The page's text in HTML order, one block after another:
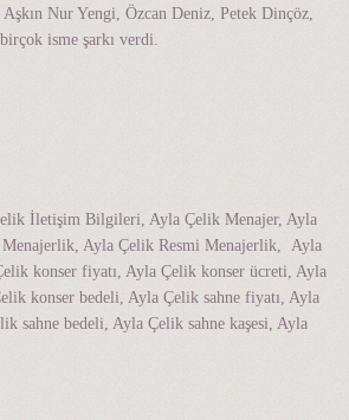
Nur Yengi, Özcan Deniz, Petek Dinçöz,
isme şarkı verdi.
İletişim Bilgileri, Ayla Çelik Menajer, Ayla
Ayla Çelik Resmi Menajerlik, Ayla
konser fiyatı, Ayla Çelik konser ücreti, Ayla
konser bedeli, Ayla Çelik sahne fiyatı, Ayla
sahne bedeli, Ayla Çelik sahne kaşesi, Ayla